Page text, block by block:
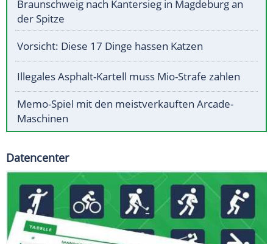
Braunschweig nach Kantersieg in Magdeburg an
der Spitze
Vorsicht: Diese 17 Dinge hassen Katzen
Illegales Asphalt-Kartell muss Mio-Strafe zahlen
Memo-Spiel mit den meistverkauften Arcade-
Maschinen
Datencenter